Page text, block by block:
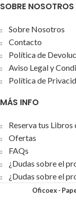
SOBRE NOSOTROS
Sobre Nosotros
Contacto
Política de
Aviso Legal y
Política de
MÁS INFO
Reserva tus Libros
Ofertas
FAQs
¿Dudas sobre el
¿Dudas sobre el
Oficoex -